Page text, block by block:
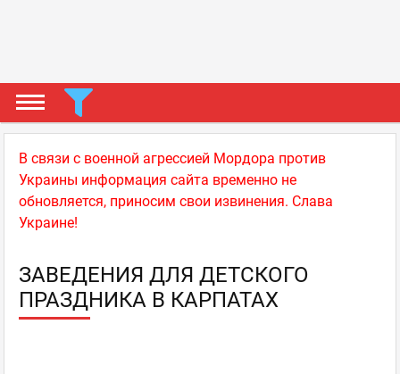
В связи с военной агрессией Мордора против
Украины информация сайта временно не
обновляется, приносим свои извинения. Слава
Украине!
ЗАВЕДЕНИЯ ДЛЯ ДЕТСКОГО
ПРАЗДНИКА В КАРПАТАХ